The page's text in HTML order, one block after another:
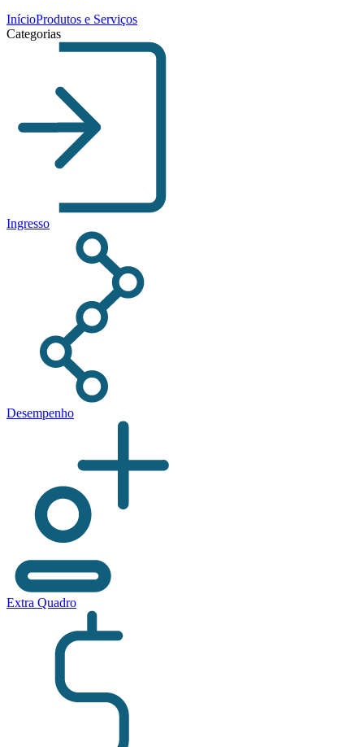
InícioProdutos e Serviços
Categorias
Ingresso
Desempenho
Extra Quadro